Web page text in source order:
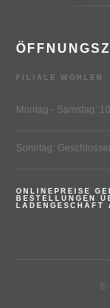
FILIALE WOHLEN
Montag - Samstag:
Sonntag:
ONLINEPREISE
BESTELLUNGEN
LADENGESCHÄFT
©